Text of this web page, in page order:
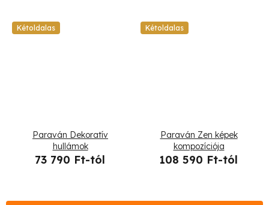
Kétoldalas
Paraván Dekoratív
hullámok
73 790 Ft-tól
Kétoldalas
Paraván Zen képek
kompozíciója
108 590 Ft-tól